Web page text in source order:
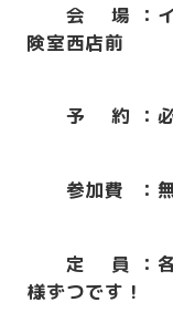
会 場 ：イ
険室西店前
予 約 ：
参加費 ：
定 員 ：各
様ずつです！